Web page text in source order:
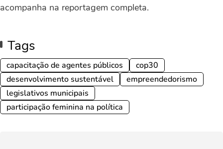
acompanha na reportagem completa.
Tags
capacitação de agentes públicos
cop30
desenvolvimento sustentável
empreendedorismo
legislativos municipais
participação feminina na política